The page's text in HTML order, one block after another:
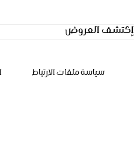
إكتشف العروض
سياسة ملفات الارتباط